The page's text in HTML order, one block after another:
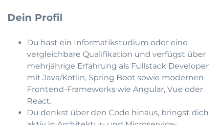
Dein Profil
Du hast ein Informatikstudium oder eine
vergleichbare Qualifikation und verfügst über
mehrjährige Erfahrung als Fullstack Developer
mit Java/Kotlin, Spring Boot sowie modernen
Frontend-Frameworks wie Angular, Vue oder
React.
Du denkst über den Code hinaus, bringst dich